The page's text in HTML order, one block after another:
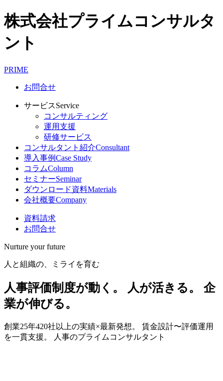
株式会社プライムコンサルタ
ント
PRIME
お問合せ
サービスService
コンサルティング
運用支援
研修サービス
コンサルタント紹介Consultant
導入事例Case Study
コラムColumn
セミナーSeminar
ダウンロード資料Materials
会社概要Company
資料請求
お問合せ
Nurture your future
人と組織の、ミライを育む
人事評価制度が動く。 人が活きる。
企
業が伸びる。
創業25年420社以上の実績×最新発想。
賃金設計〜評価運用
を一貫支援。
人事のプライムコンサルタント